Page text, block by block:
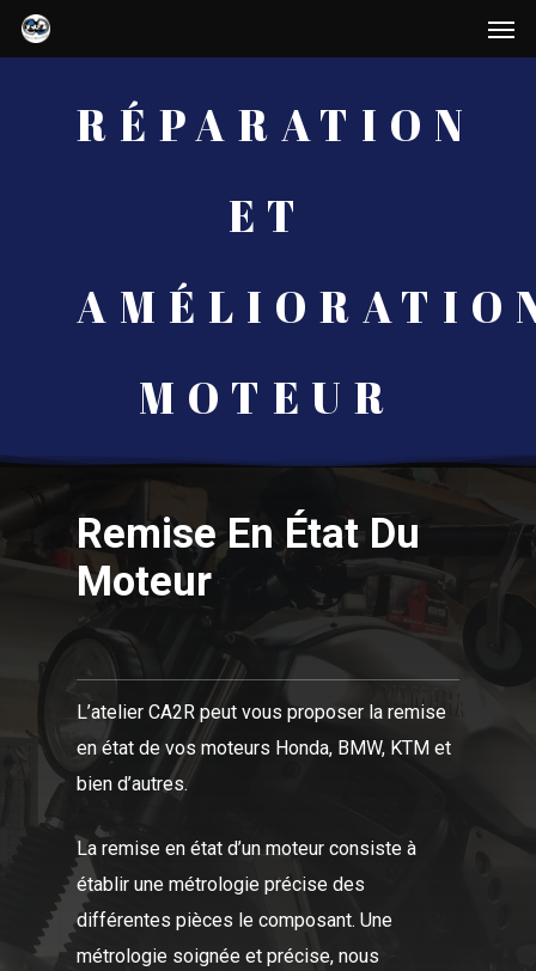
RÉPARATION
ET
MOTEUR
Remise En État Du
Moteur
L’atelier CA2R peut vous proposer la remise
en état de vos moteurs Honda, BMW, KTM et
bien d’autres.
La remise en état d’un moteur consiste à
établir une métrologie précise des
différentes pièces le composant. Une
métrologie soignée et précise, nous